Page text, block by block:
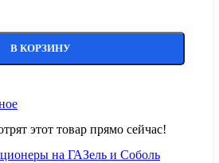
В КОРЗИНУ
этот товар прямо сейчас!
на ГАЗель и Соболь